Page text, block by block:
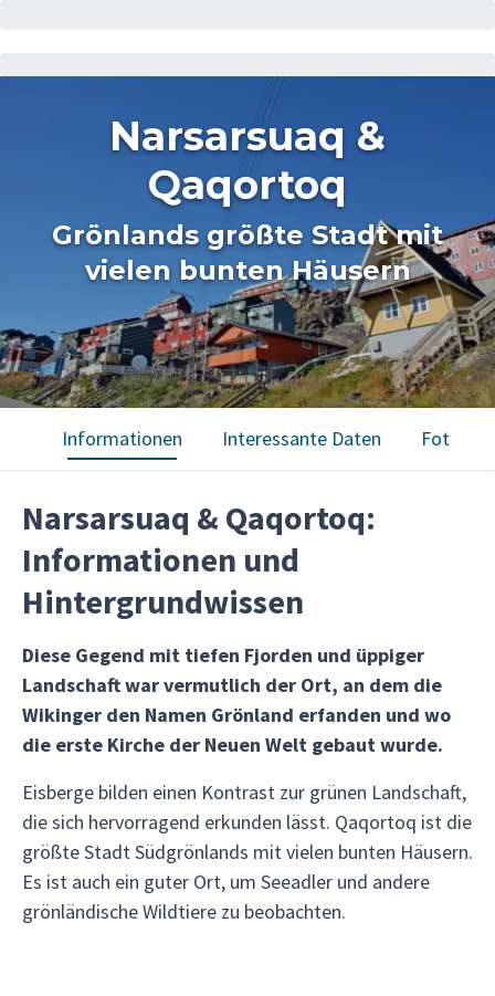
Narsarsuaq &
Qaqortoq
Grönlands größte Stadt mit
vielen bunten Häusern
Informationen Interessante Daten Fotos
Narsarsuaq & Qaqortoq:
Informationen und
Hintergrundwissen
Diese Gegend mit tiefen Fjorden und üppiger
Landschaft war vermutlich der Ort, an dem die
Wikinger den Namen Grönland erfanden und wo
die erste Kirche der Neuen Welt gebaut wurde.
Eisberge bilden einen Kontrast zur grünen Landschaft,
die sich hervorragend erkunden lässt. Qaqortoq ist die
größte Stadt Südgrönlands mit vielen bunten Häusern.
Es ist auch ein guter Ort, um Seeadler und andere
grönländische Wildtiere zu beobachten.